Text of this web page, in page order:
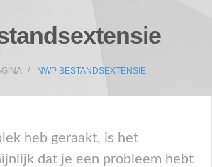
NWP BESTANDSEXTENSIE
heb geraakt, is het
dat je een probleem hebt